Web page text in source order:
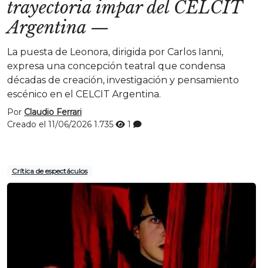
trayectoria impar del CELCIT
Argentina —
La puesta de Leonora, dirigida por Carlos Ianni,
expresa una concepción teatral que condensa
décadas de creación, investigación y pensamiento
escénico en el CELCIT Argentina.
Por Claudio Ferrari
Creado el 11/06/2026 1.735 1
Crítica de espectáculos